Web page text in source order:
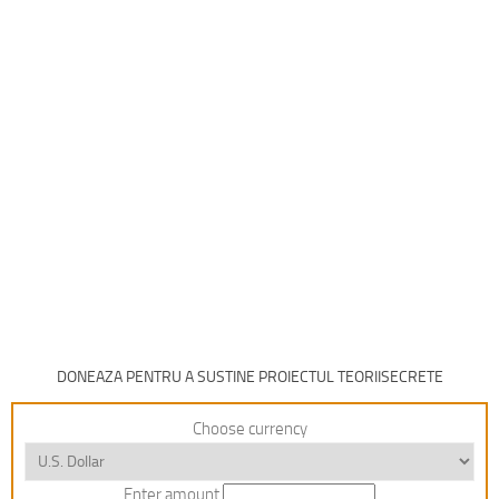
DONEAZA PENTRU A SUSTINE PROIECTUL TEORIISECRETE
Choose currency
Enter amount